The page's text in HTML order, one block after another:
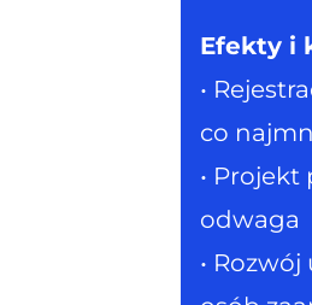
Efekty i
•
co
•
odwaga
•